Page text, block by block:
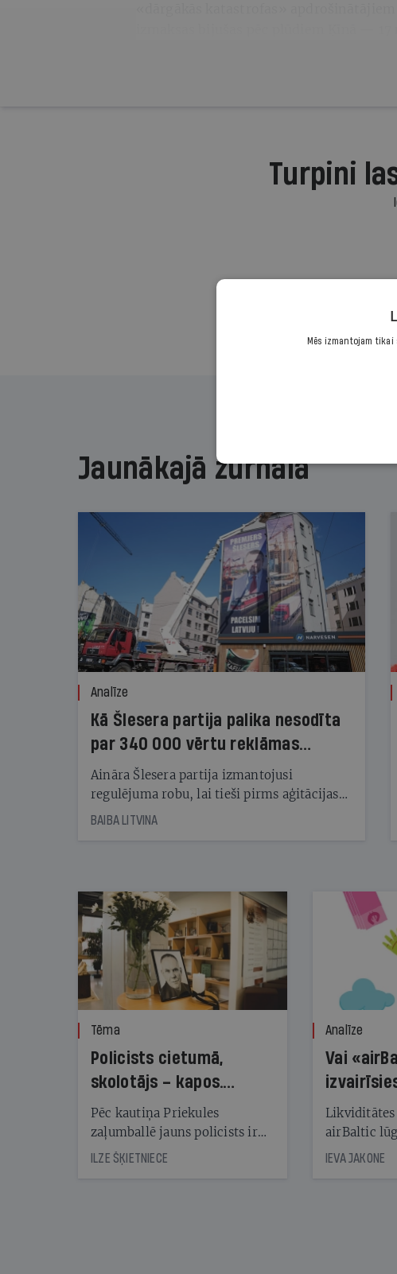
Turpini
Jaunākajā žurnālā
Analīze
Kā Šlesera partija palika nesodīta
par 340 000 vērtu reklāmas
kampaņu
Aināra Šlesera partija izmantojusi
regulējuma robu, lai tieši pirms aģitācijas
starta izreklamētos par summu, kas
BAIBA LITVINA
Tēma
Policists cietumā,
skolotājs – kapos.
Reibuma cena Priekulē
Pēc kautiņa Priekules
zaļumballē jauns policists ir
nonācis cietumā, bet
cienījams pedagogs — kapos.
ILZE ŠĶIETNIECE
Analīze
Vai
Likviditātes
airBaltic
obligāciju
samaksāt
kas
pirms
IEVA JAKONE
Mēs izmantojam